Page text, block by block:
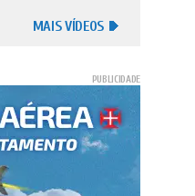
MAIS VÍDEOS